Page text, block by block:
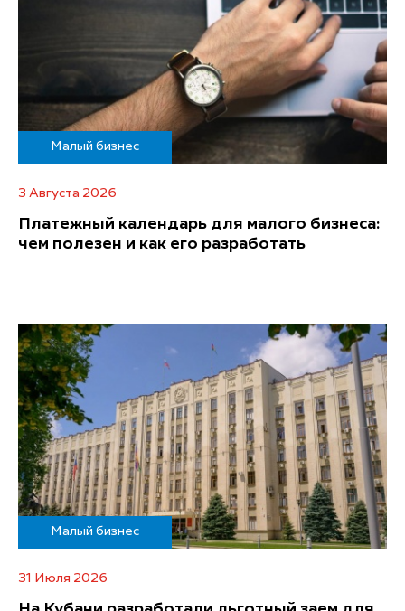
Малый бизнес
3 Августа 2026
Платежный календарь для малого бизнеса:
чем полезен и как его разработать
Малый бизнес
31 Июля 2026